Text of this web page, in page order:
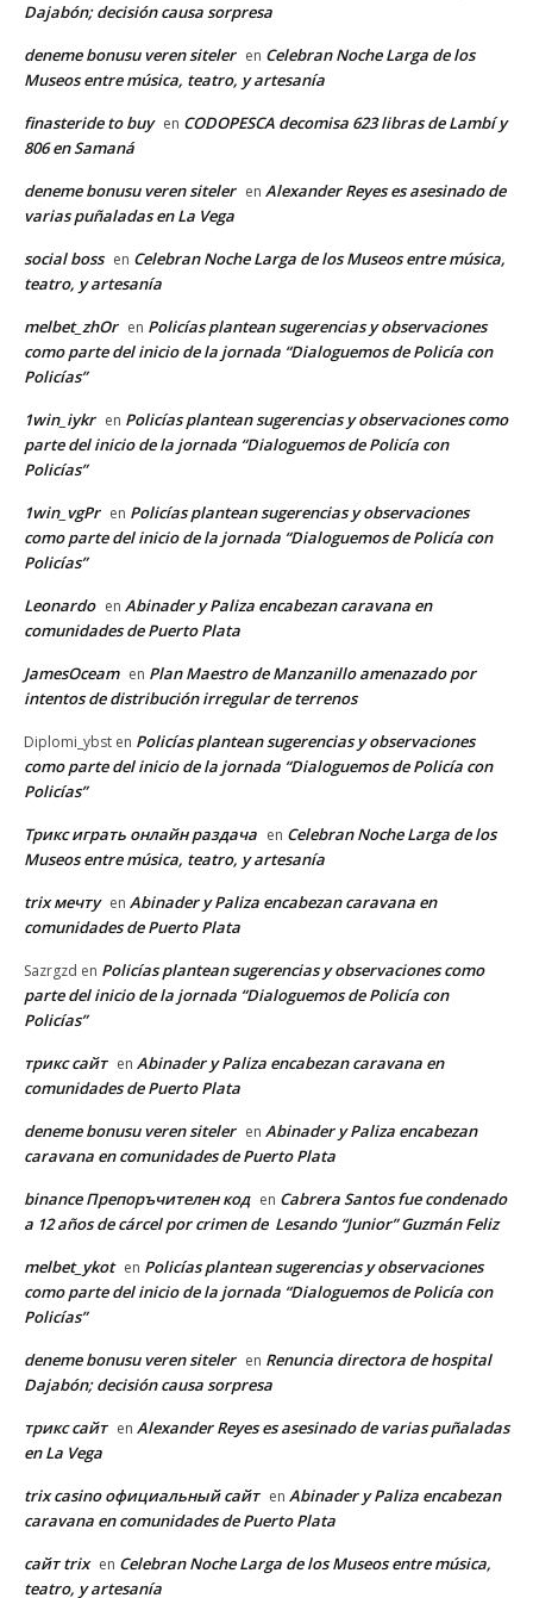
Dajabón; decisión causa sorpresa
deneme bonusu veren siteler en Celebran Noche Larga de los
Museos entre música, teatro, y artesanía
finasteride to buy en CODOPESCA decomisa 623 libras de Lambí y
806 en Samaná
deneme bonusu veren siteler en Alexander Reyes es asesinado de
varias puñaladas en La Vega
social boss en Celebran Noche Larga de los Museos entre música,
teatro, y artesanía
melbet_zhOr en Policías plantean sugerencias y observaciones
como parte del inicio de la jornada “Dialoguemos de Policía con
Policías”
1win_iykr en Policías plantean sugerencias y observaciones como
parte del inicio de la jornada “Dialoguemos de Policía con
Policías”
1win_vgPr en Policías plantean sugerencias y observaciones
como parte del inicio de la jornada “Dialoguemos de Policía con
Policías”
Leonardo en Abinader y Paliza encabezan caravana en
comunidades de Puerto Plata
JamesOceam en Plan Maestro de Manzanillo amenazado por
intentos de distribución irregular de terrenos
Diplomi_ybst en Policías plantean sugerencias y observaciones
como parte del inicio de la jornada “Dialoguemos de Policía con
Policías”
Трикс играть онлайн раздача en Celebran Noche Larga de los
Museos entre música, teatro, y artesanía
trix мечту en Abinader y Paliza encabezan caravana en
comunidades de Puerto Plata
Sazrgzd en Policías plantean sugerencias y observaciones como
parte del inicio de la jornada “Dialoguemos de Policía con
Policías”
трикс сайт en Abinader y Paliza encabezan caravana en
comunidades de Puerto Plata
deneme bonusu veren siteler en Abinader y Paliza encabezan
caravana en comunidades de Puerto Plata
binance Препоръчителен код en Cabrera Santos fue condenado
a 12 años de cárcel por crimen de Lesando “Junior” Guzmán Feliz
melbet_ykot en Policías plantean sugerencias y observaciones
como parte del inicio de la jornada “Dialoguemos de Policía con
Policías”
deneme bonusu veren siteler en Renuncia directora de hospital
Dajabón; decisión causa sorpresa
трикс сайт en Alexander Reyes es asesinado de varias puñaladas
en La Vega
trix casino официальный сайт en Abinader y Paliza encabezan
caravana en comunidades de Puerto Plata
сайт trix en Celebran Noche Larga de los Museos entre música,
teatro, y artesanía